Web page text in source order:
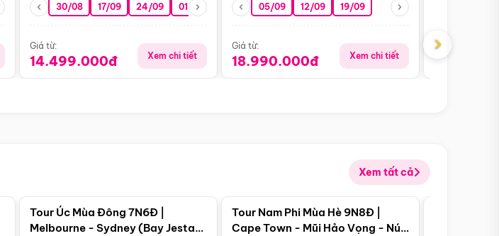
30/08 17/09 24/09 01/10 15/10 29/10
Giá từ:
14.499.000đ Xem chi tiết
05/09 12/09 19/09
Giá từ:
18.990.000đ Xem chi tiết
Giá từ:
›
Xem tất cả
Tour Úc Mùa Đông 7N6Đ |
Melbourne - Sydney (Bay Jestar
Điểm nổi bật
Tour Nam Phi Mùa Hè 9N8Đ |
Cape Town - Mũi Hảo Vọng - Núi